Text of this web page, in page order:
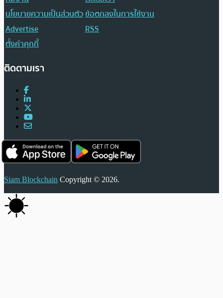
นโยบายความเป็นส่วนตัวข้อตกลงในการใช้งาน
Advertise
RSS
ตั้งค่าคุกกี้
ติดตามเรา
Siam Blockchain Copyright © 2026.